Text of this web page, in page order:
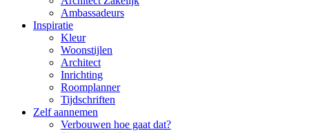
Ambassadeurs
Inspiratie
Kleur
Woonstijlen
Architect
Inrichting
Roomplanner
Tijdschriften
Zelf aannemen
Verbouwen hoe gaat dat?